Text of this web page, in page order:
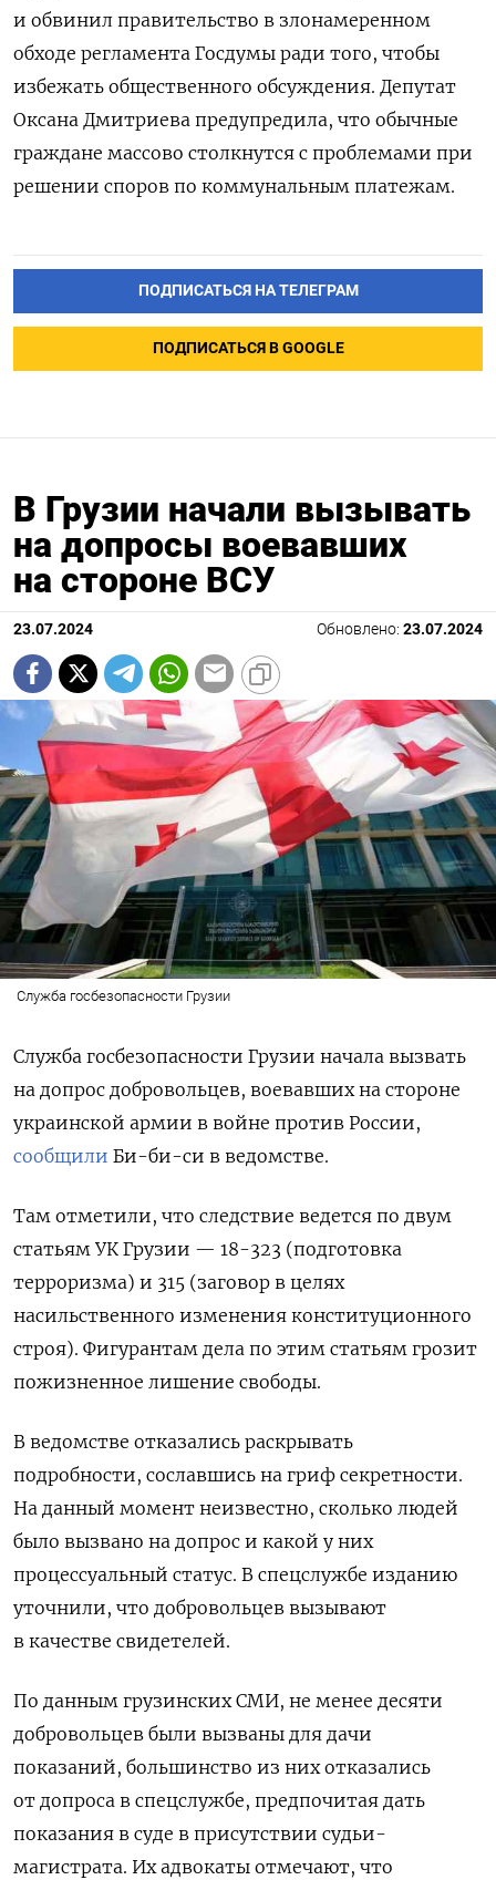
и обвинил правительство в злонамеренном
обходе регламента Госдумы ради того, чтобы
избежать общественного обсуждения. Депутат
Оксана Дмитриева предупредила, что обычные
граждане массово столкнутся с проблемами при
решении споров по коммунальным платежам.
ПОДПИСАТЬСЯ НА ТЕЛЕГРАМ
ПОДПИСАТЬСЯ В GOOGLE
В Грузии начали вызывать
на допросы воевавших
на стороне ВСУ
23.07.2024 Обновлено: 23.07.2024
Служба госбезопасности Грузии
Служба госбезопасности Грузии начала вызвать
на допрос добровольцев, воевавших на стороне
украинской армии в войне против России,
сообщили Би-би-си в ведомстве.
Там отметили, что следствие ведется по двум
статьям УК Грузии — 18-323 (подготовка
терроризма) и 315 (заговор в целях
насильственного изменения конституционного
строя). Фигурантам дела по этим статьям грозит
пожизненное лишение свободы.
В ведомстве отказались раскрывать
подробности, сославшись на гриф секретности.
На данный момент неизвестно, сколько людей
было вызвано на допрос и какой у них
процессуальный статус. В спецслужбе изданию
уточнили, что добровольцев вызывают
в качестве свидетелей.
По данным грузинских СМИ, не менее десяти
добровольцев были вызваны для дачи
показаний, большинство из них отказались
от допроса в спецслужбе, предпочитая дать
показания в суде в присутствии судьи-
магистрата. Их адвокаты отмечают, что